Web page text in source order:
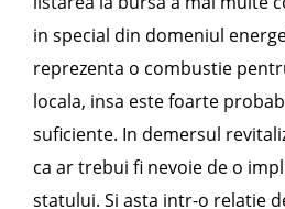
in special din domeniul
reprezenta o combustie
locala, insa este foarte
suficiente. In demersul
ca ar trebui fi nevoie de o
statului. Si asta intr-o relatie